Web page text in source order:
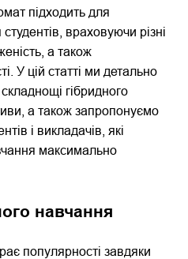
підходить для
враховуючи різні
а також
У цій статті ми детально
гібридного
а також запропонуємо
і викладачів, які
максимально
навчання
популярності завдяки